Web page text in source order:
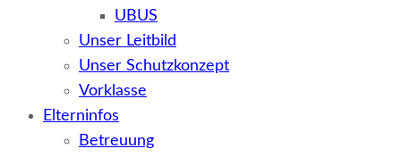
UBUS
Unser Leitbild
Unser Schutzkonzept
Vorklasse
Elterninfos
Betreuung